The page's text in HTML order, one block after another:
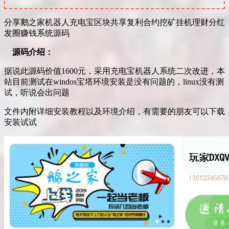
分享鹅之家机器人充电宝区块共享复利合约挖矿挂机理财分红
发圈赚钱系统源码
源码介绍：
据说此源码价值1600元，采用充电宝机器人系统二次改进，本
站目前测试在windos宝塔环境安装是没有问题的，linux没有测
试，听说会出问题
文件内附详细安装教程以及环境介绍，有需要的朋友可以下载
安装试试